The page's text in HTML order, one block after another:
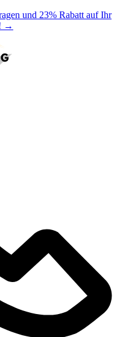
und 23% Rabatt auf Ihr
→